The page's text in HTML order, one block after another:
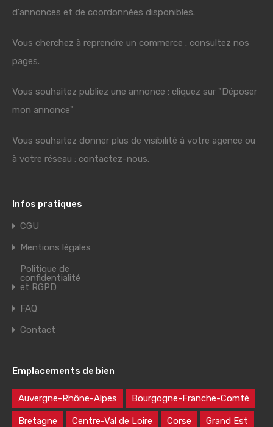
d'annonces et de coordonnées disponibles.
Vous cherchez à reprendre un commerce : consultez nos
pages.
Vous souhaitez publiez une annonce : cliquez sur "Déposer
mon annonce"
Vous souhaitez donner plus de visibilité à votre agence ou
à votre réseau : contactez-nous.
Infos pratiques
CGU
Mentions légales
Politique de
confidentialité
et RGPD
FAQ
Contact
Emplacements de bien
Auvergne-Rhône-Alpes Bourgogne-Franche-Comté
Bretagne Centre-Val de Loire Corse Grand Est